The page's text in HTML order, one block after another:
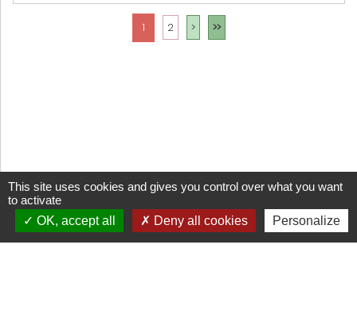
1 2 > >>
This site uses cookies and gives you control over what you want
to activate
OK, accept all
Deny all cookies Personalize